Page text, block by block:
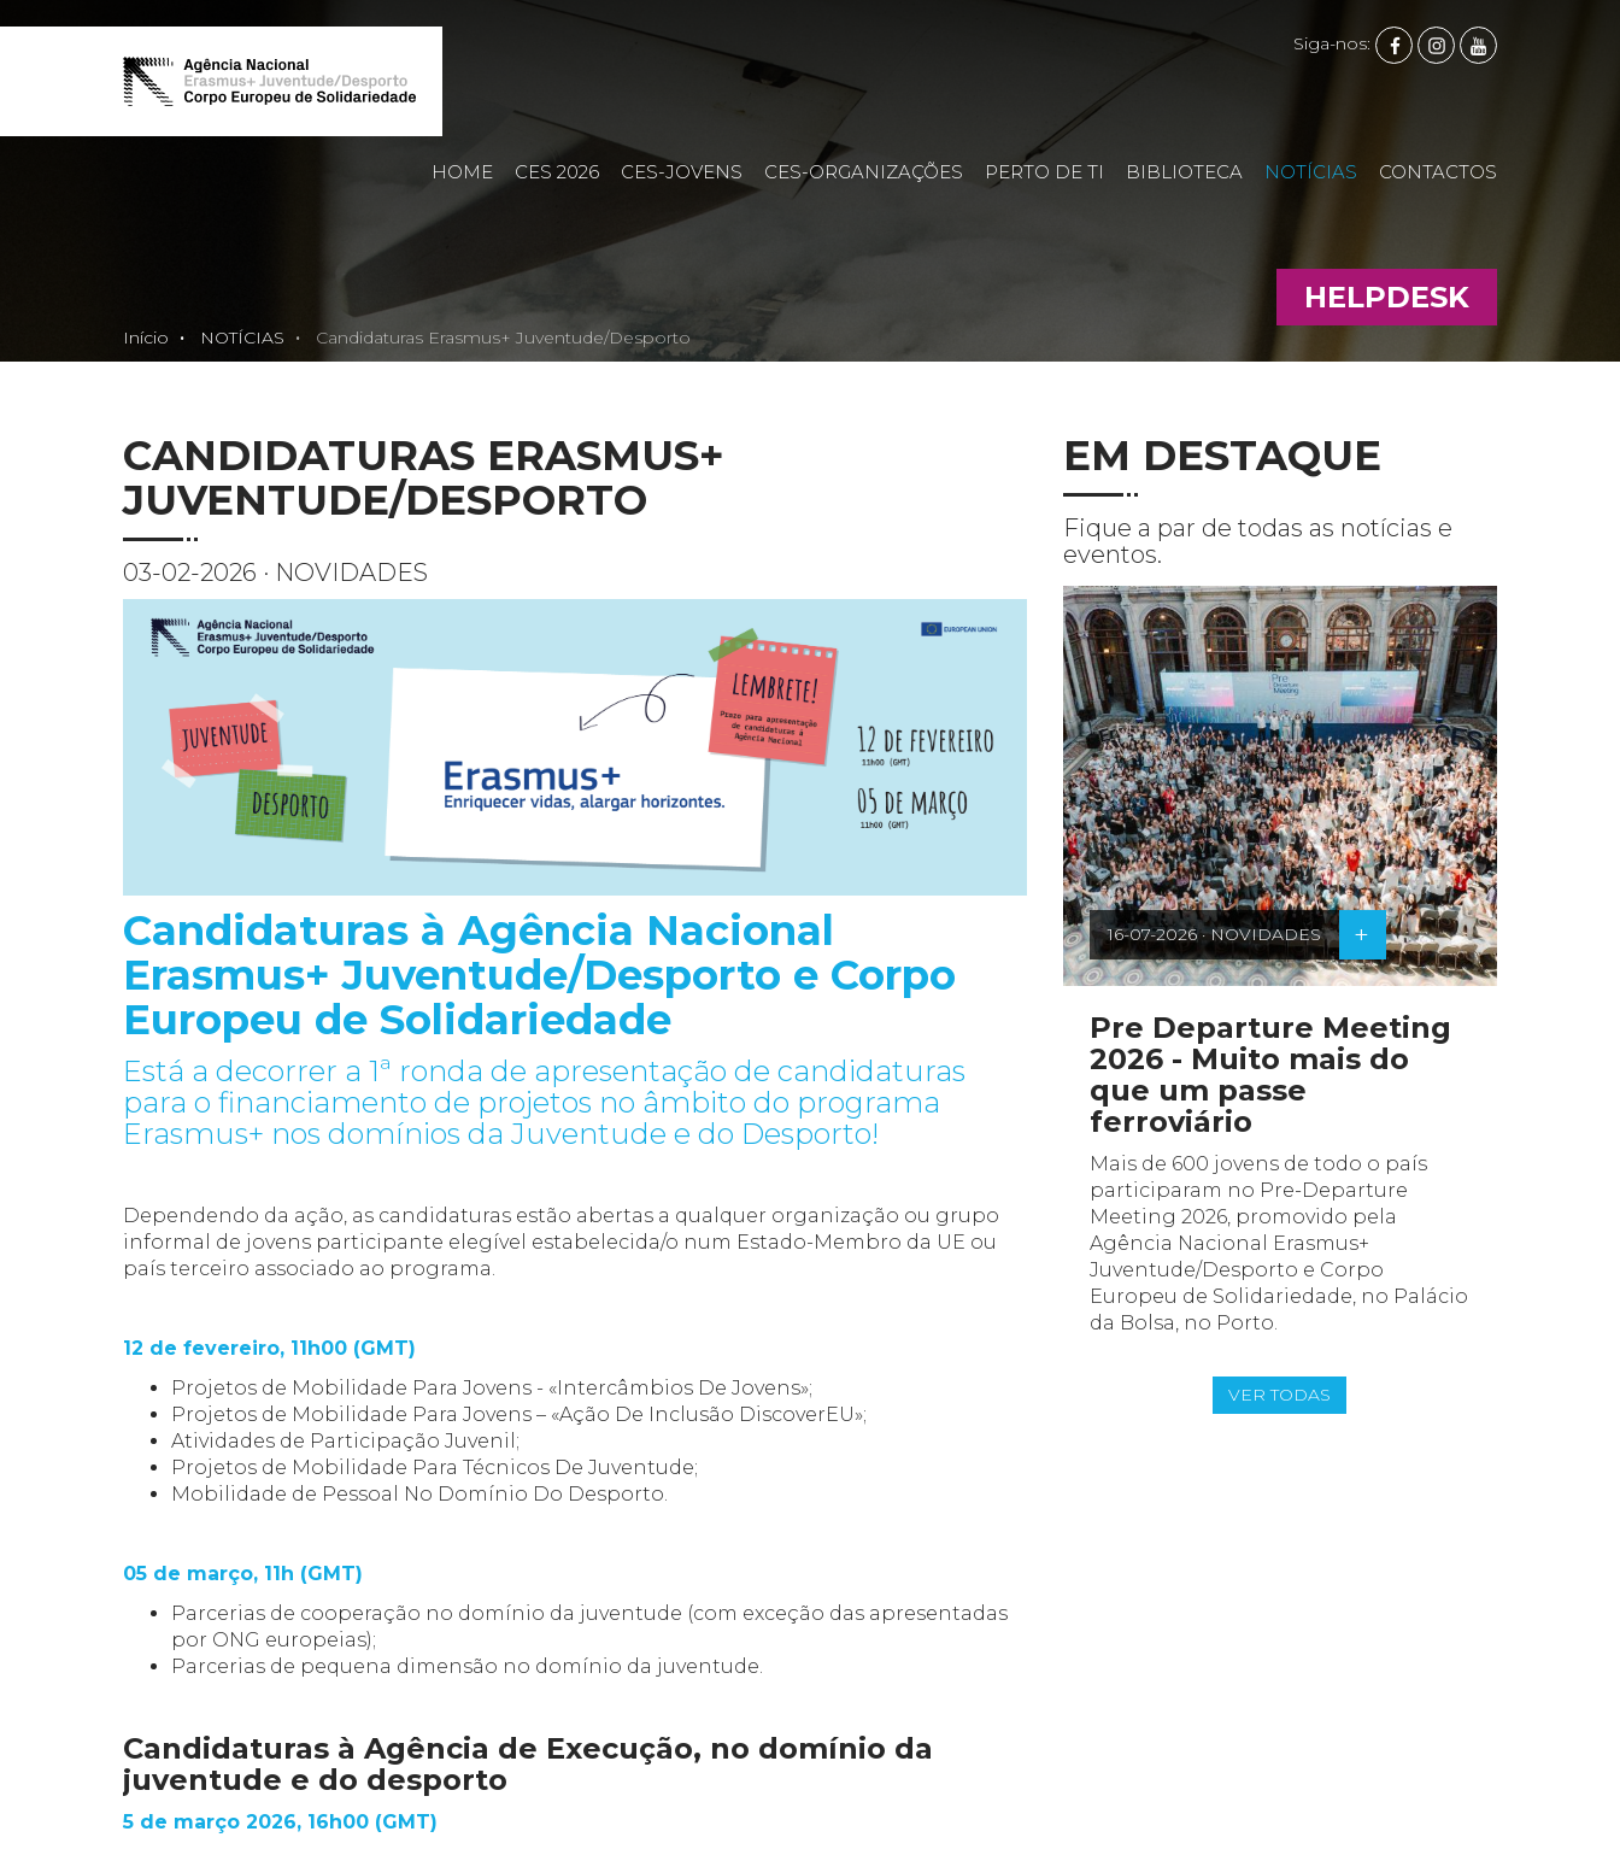
Siga-nos: FACEBOOK
INSTAGRAM
YOUTUBE
HOME CES 2026 CES-JOVENS CES-ORGANIZAÇÕES PERTO DE TI BIBLIOTECA NOTÍCIAS CONTACTOS
HELPDESK
Início NOTÍCIAS Candidaturas Erasmus+ Juventude/Desporto
CANDIDATURAS ERASMUS+
JUVENTUDE/DESPORTO
03-02-2026 · NOVIDADES
Candidaturas à Agência Nacional
Erasmus+ Juventude/Desporto e Corpo
Europeu de Solidariedade
Está a decorrer a 1ª ronda de apresentação de candidaturas
para o financiamento de projetos no âmbito do programa
Erasmus+ nos domínios da Juventude e do Desporto!
Dependendo da ação, as candidaturas estão abertas a qualquer organização ou grupo
informal de jovens participante elegível estabelecida/o num Estado-Membro da UE ou
país terceiro associado ao programa.
12 de fevereiro, 11h00 (GMT)
Projetos de Mobilidade Para Jovens - «Intercâmbios De Jovens»;
Projetos de Mobilidade Para Jovens – «Ação De Inclusão DiscoverEU»;
Atividades de Participação Juvenil;
Projetos de Mobilidade Para Técnicos De Juventude;
Mobilidade de Pessoal No Domínio Do Desporto.
05 de março, 11h (GMT)
Parcerias de cooperação no domínio da juventude (com exceção das apresentadas
por ONG europeias);
Parcerias de pequena dimensão no domínio da juventude.
Candidaturas à Agência de Execução, no domínio da
juventude e do desporto
5 de março 2026, 16h00 (GMT)
EM DESTAQUE
Fique a par de todas as notícias e
eventos.
Encontro de
Multiplicadores da Rede
Eurodesk 2026
16-07-2026 · NOVIDADES +
Pre Departure Meeting
2026 - Muito mais do
que um passe
ferroviário
Mais de 600 jovens de todo o país
participaram no Pre-Departure
Meeting 2026, promovido pela
Agência Nacional Erasmus+
Juventude/Desporto e Corpo
Europeu de Solidariedade, no Palácio
da Bolsa, no Porto.
VER TODAS